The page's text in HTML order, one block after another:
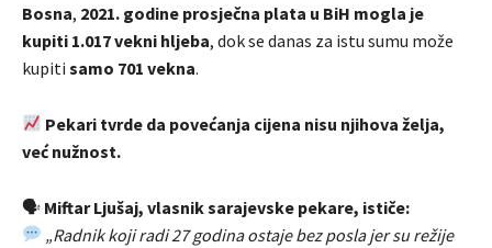
Bosna, 2021. godine prosječna plata u BiH mogla je
kupiti 1.017 vekni hljeba, dok se danas za istu sumu može
kupiti samo 701 vekna.
Pekari tvrde da povećanja cijena nisu njihova želja,
već nužnost.
🗣 Miftar Ljušaj, vlasnik sarajevske pekare, ističe:
„Radnik koji radi 27 godina ostaje bez posla jer su režije